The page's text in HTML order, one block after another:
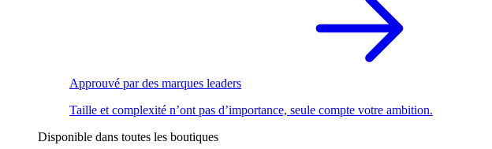
Approuvé par des marques leaders
Taille et complexité n’ont pas d’importance, seule compte votre ambition.
Disponible dans toutes les boutiques